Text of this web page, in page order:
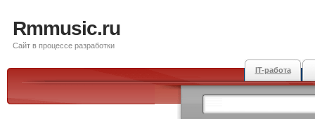
Rmmusic.ru
Сайт в процессе разработки
IT-работа